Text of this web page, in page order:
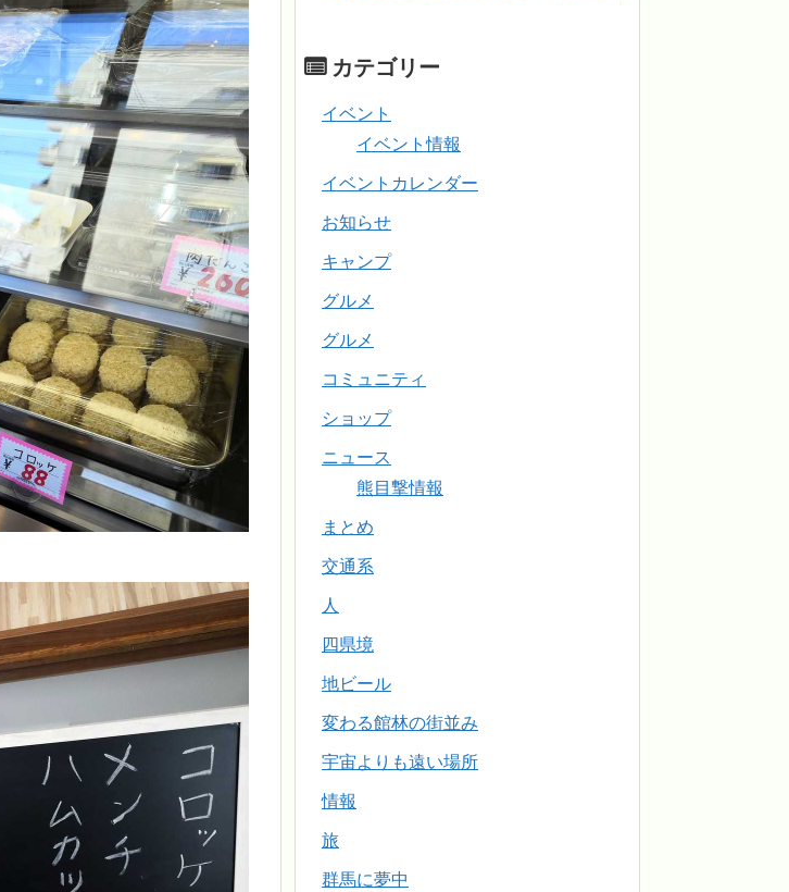
カテゴリー
イベント
イベント情報
イベントカレンダー
お知らせ
キャンプ
グルメ
グルメ
コミュニティ
ショップ
ニュース
熊目撃情報
まとめ
交通系
人
四県境
地ビール
変わる館林の街並み
宇宙よりも遠い場所
情報
旅
群馬に夢中